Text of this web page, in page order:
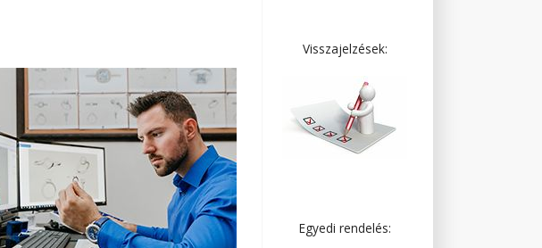
Visszajelzések:
Egyedi rendelés: